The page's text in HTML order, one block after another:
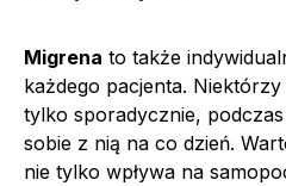
Migrena to także
każdego pacjenta.
tylko sporadycznie,
sobie z nią na co dzień.
nie tylko wpływa na